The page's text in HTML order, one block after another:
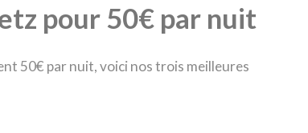
pour 50€ par nuit
50€ par nuit, voici nos trois meilleures